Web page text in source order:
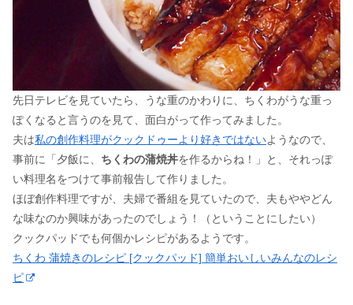
先日テレビを見ていたら、うな重のかわりに、ちくわがうな重っ
ぽくなると言うのを見て、面白がって作ってみました。
夫は私の創作料理がクックドゥーより好きではないようなので、
事前に「夕飯に、 ちくわの蒲焼丼を作るからね！」と、それっぽ
い料理名をつけて事前報告して作りました。
ほぼ創作料理ですが、夫婦で番組を見ていたので、夫もややどん
な味なのか興味があったのでしょう！（ということにしたい）
クックパッドでも何個かレシピがあるようです。
ちくわ 蒲焼きのレシピ [クックパッド] 簡単おいしいみんなのレシ
ピ